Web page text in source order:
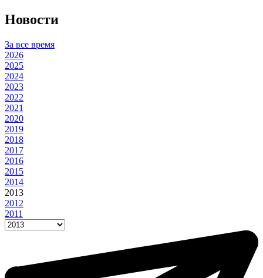
Новости
За все время
2026
2025
2024
2023
2022
2021
2020
2019
2018
2017
2016
2015
2014
2013
2012
2011